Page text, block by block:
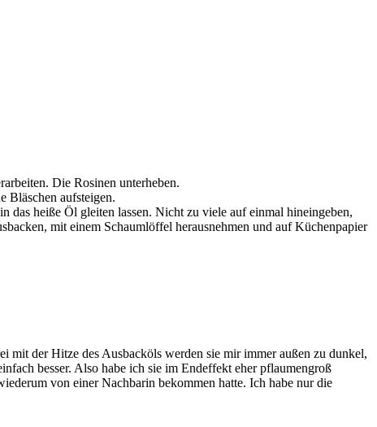
Die Rosinen unterheben.
Bläschen aufsteigen.
das heiße Öl gleiten lassen. Nicht zu viele auf einmal hineingeben,
mit einem Schaumlöffel herausnehmen und auf Küchenpapier
mit der Hitze des Ausbacköls werden sie mir immer außen zu dunkel,
besser. Also habe ich sie im Endeffekt eher pflaumengroß
von einer Nachbarin bekommen hatte. Ich habe nur die